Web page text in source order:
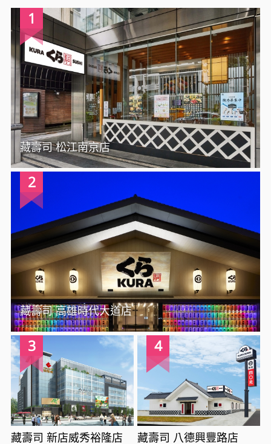
1
藏壽司 松江南京店
2
藏壽司 高雄時代大道店
3
藏壽司 新店威秀裕隆店
4
藏壽司 八德興豐路店